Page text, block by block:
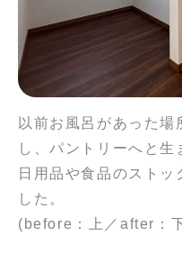
以前お風呂があった場
し、パントリーへと生
日用品や食品のストッ
した。
(before：上／after：下